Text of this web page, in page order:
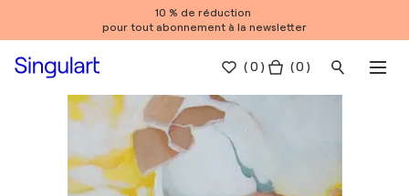
10 % de réduction
pour tout abonnement à la newsletter
(0 ) ( 0 )